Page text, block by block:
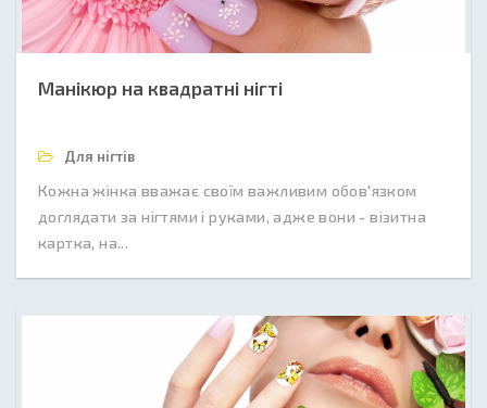
Манікюр на квадратні нігті
Для нігтів
Кожна жінка вважає своїм важливим обов'язком
доглядати за нігтями і руками, адже вони - візитна
картка, на...